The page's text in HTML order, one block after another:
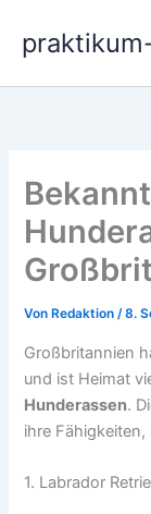
Inhalt
springen
Von Redaktion/8.
Großbritannien
und ist Heimat
Hunderassen.
ihre
1. Labrador